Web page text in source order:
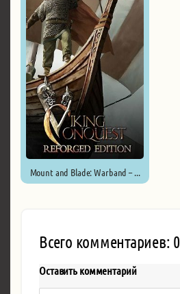
Mount and Blade: Warband – ...
Всего комментариев: 0
Оставить комментарий